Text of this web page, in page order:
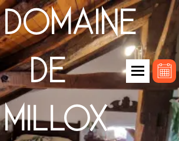
DOMAINE
DE
MILLOX